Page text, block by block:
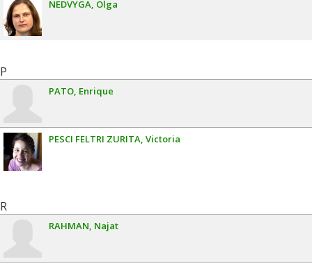
NEDVYGA Olga
P
PATO Enrique
PESCI FELTRI ZURITA Victoria
R
RAHMAN Najat